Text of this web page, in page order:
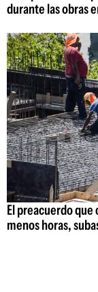
durante las obras
El preacuerdo
menos horas,